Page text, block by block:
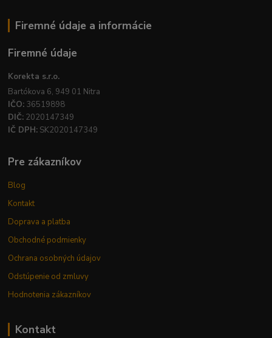
Firemné údaje a informácie
Firemné údaje
Korekta s.r.o.
Bartókova 6, 949 01 Nitra
IČO: 36519898
DIČ: 2020147349
IČ DPH: SK2020147349
Pre zákazníkov
Blog
Kontakt
Doprava a platba
Obchodné podmienky
Ochrana osobných údajov
Odstúpenie od zmluvy
Hodnotenia zákazníkov
Kontakt